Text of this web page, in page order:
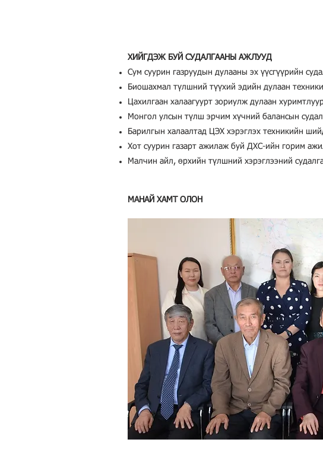
ХИЙГДЭЖ БУЙ СУДАЛГААНЫ АЖЛУУД
Сум суурин газруудын дулааны эх үүсгүүрийн
Биошахмал түлшний түүхий эдийн дулаан
Цахилгаан халаагуурт зориулж дулаан
Монгол улсын түлш эрчим хүчний балансын
Барилгын халаалтад ЦЭХ хэрэглэх техникийн
Хот суурин газарт ажилаж буй ДХС-ийн горим
Малчин айл, өрхийн түлшний хэрэглээний
МАНАЙ ХАМТ ОЛОН